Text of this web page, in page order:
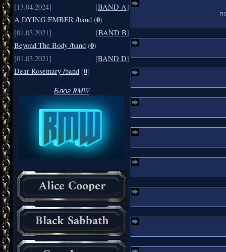
[13.04.2024]
[BAND A]
A DYING EMBER /band (0)
[01.03.2021]
[BAND B]
Beyond The Body /band (0)
[01.03.2021]
[BAND D]
Dear Rosemary /band (0)
Блог RMW